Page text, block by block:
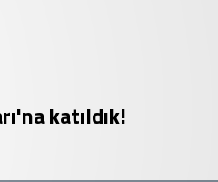
katıldık!